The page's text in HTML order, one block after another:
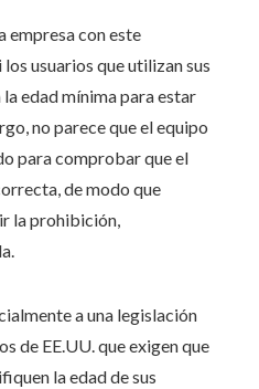
empresa con este
usuarios que utilizan sus
edad mínima para estar
no parece que el equipo
para comprobar que el
de modo que
la prohibición,
a una legislación
de EE.UU. que exigen que
la edad de sus